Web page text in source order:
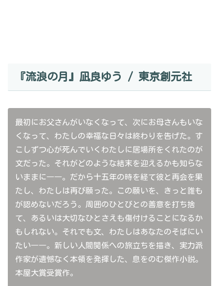
『流浪の月』凪良ゆう / 東京創元社
最初にお父さんがいなくなって、次にお母さんもいな
くなって、わたしの幸福な日々は終わりを告げた。す
こしずつ心が死んでいくわたしに居場所をくれたのが
文だった。それがどのような結末を迎えるかも知らな
いままに――。だから十五年の時を経て彼と再会を果
たし、わたしは再び願った。この願いを、きっと誰も
が認めないだろう。周囲のひとびとの善意を打ち捨
て、あるいは大切なひとさえも傷付けることになるか
もしれない。それでも文、わたしはあなたのそばにい
たい――。新しい人間関係への旅立ちを描き、実力派
作家が遺憾なく本領を発揮した、息をのむ傑作小説。
本屋大賞受賞作。